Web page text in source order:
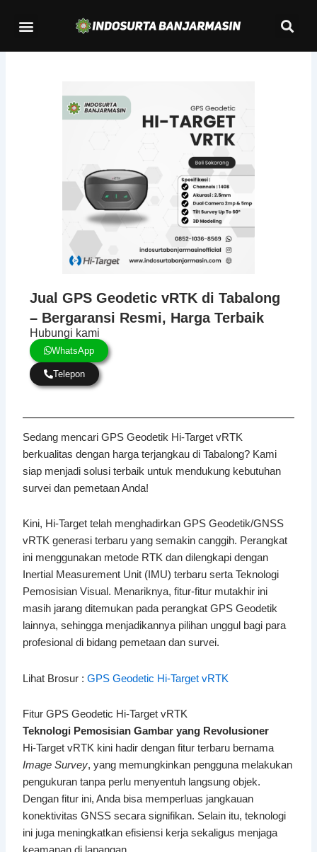
Menu
Jual GPS Geodetic vRTK di Tabalong
– Bergaransi Resmi, Harga Terbaik
Hubungi kami
WhatsApp
Telepon
Sedang mencari GPS Geodetik Hi-Target vRTK
berkualitas dengan harga terjangkau di Tabalong? Kami
siap menjadi solusi terbaik untuk mendukung kebutuhan
survei dan pemetaan Anda!
Kini, Hi-Target telah menghadirkan GPS Geodetik/GNSS
vRTK generasi terbaru yang semakin canggih. Perangkat
ini menggunakan metode RTK dan dilengkapi dengan
Inertial Measurement Unit (IMU) terbaru serta Teknologi
Pemosisian Visual. Menariknya, fitur-fitur mutakhir ini
masih jarang ditemukan pada perangkat GPS Geodetik
lainnya, sehingga menjadikannya pilihan unggul bagi para
profesional di bidang pemetaan dan survei.
Lihat Brosur :GPS Geodetic Hi-Target vRTK
Fitur GPS Geodetic Hi-Target vRTK
Teknologi Pemosisian Gambar yang Revolusioner
Hi-Target vRTK kini hadir dengan fitur terbaru bernama
Image Survey, yang memungkinkan pengguna melakukan
pengukuran tanpa perlu menyentuh langsung objek.
Dengan fitur ini, Anda bisa memperluas jangkauan
konektivitas GNSS secara signifikan. Selain itu, teknologi
ini juga meningkatkan efisiensi kerja sekaligus menjaga
keamanan di lapangan.